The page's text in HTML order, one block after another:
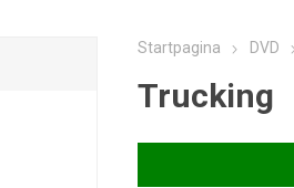
Startpagina DVD
Trucking